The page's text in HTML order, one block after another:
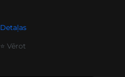
Detaļas
⭐ Vērot